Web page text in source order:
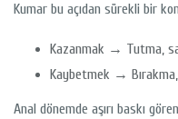
Kumar bu açıdan sürekli bir
Kazanmak → Tutma,
Kaybetmek →
Anal dönemde aşırı baskı